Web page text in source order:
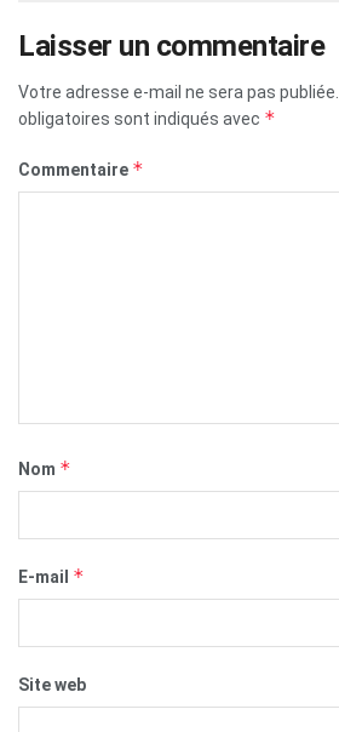
Laisser un commentaire
Votre adresse e-mail ne sera pas publiée.
obligatoires sont indiqués avec *
Commentaire *
Nom *
E-mail *
Site web